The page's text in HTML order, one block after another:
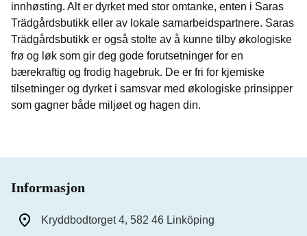
innhøsting. Alt er dyrket med stor omtanke, enten i Saras
Trädgårdsbutikk eller av lokale samarbeidspartnere. Saras
Trädgårdsbutikk er også stolte av å kunne tilby økologiske
frø og løk som gir deg gode forutsetninger for en
bærekraftig og frodig hagebruk. De er fri for kjemiske
tilsetninger og dyrket i samsvar med økologiske prinsipper
som gagner både miljøet og hagen din.
Informasjon
Kryddbodtorget 4, 582 46 Linköping